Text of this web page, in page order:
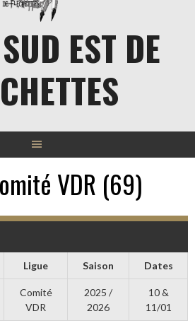
EST DE
VDR (69)
Ligue Saison Dates
Comité
VDR
2025 /
2026
10 &
11/01